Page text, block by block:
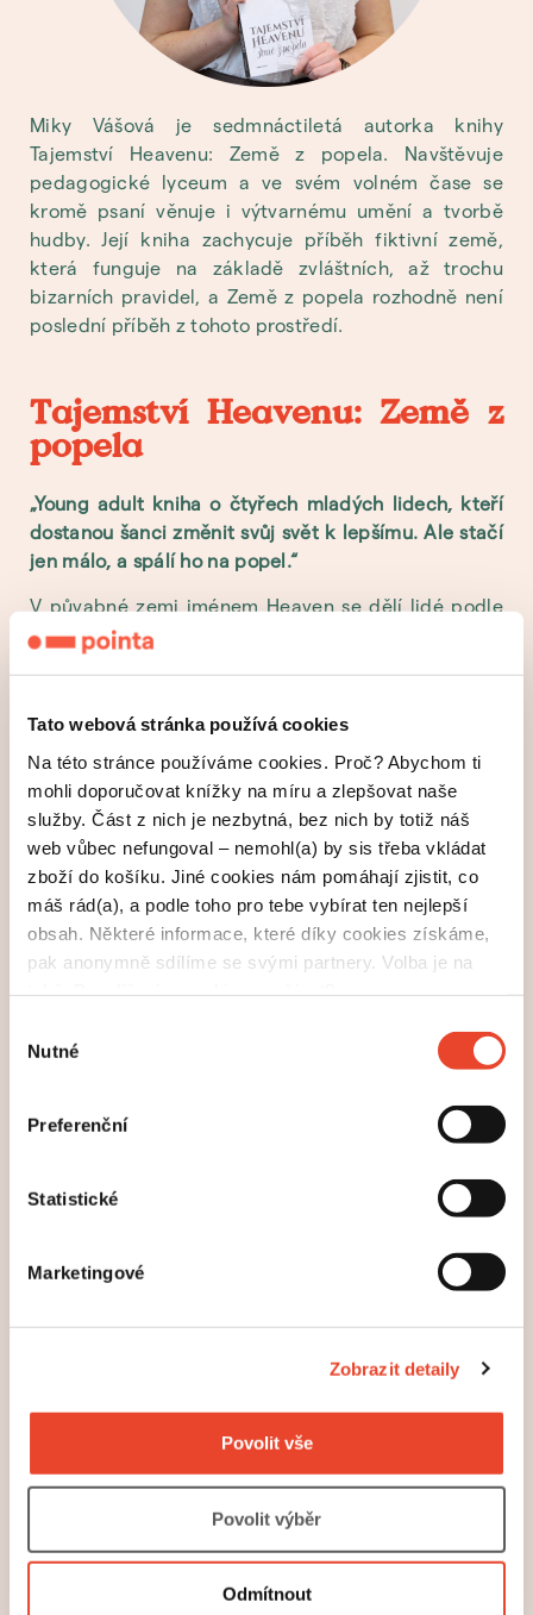
Tato webová stránka používá cookies
Na této stránce používáme cookies. Proč? Abychom ti
mohli doporučovat knížky na míru a zlepšovat naše
služby. Část z nich je nezbytná, bez nich by totiž náš
web vůbec nefungoval – nemohl(a) by sis třeba vkládat
zboží do košíku. Jiné cookies nám pomáhají zjistit, co
máš rád(a), a podle toho pro tebe vybírat ten nejlepší
obsah. Některé informace, které díky cookies získáme,
pak anonymně sdílíme se svými partnery. Volba je na
souhlasu
Nutné
Preferenční
Statistické
Marketingové
Zobrazit detaily
Povolit vše
Povolit výběr
Odmítnout
Miky Vášová je sedmnáctiletá autorka knihy
Tajemství Heavenu: Země z popela. Navštěvuje
pedagogické lyceum a ve svém volném čase se
kromě psaní věnuje i výtvarnému umění a tvorbě
hudby. Její kniha zachycuje příběh fiktivní země,
která funguje na základě zvláštních, až trochu
bizarních pravidel, a Země z popela rozhodně není
poslední příběh z tohoto prostředí.
Tajemství Heavenu: Země z
popela
Young adult kniha o čtyřech mladých lidech, kteří
dostanou šanci změnit svůj svět k lepšímu. Ale stačí
jen málo, a spálí ho na popel.
V půvabné zemi jménem Heaven se dělí lidé podle
barvy očí do tří říší – říše květin, říše umění a říše
studenti z různých říší se podivnou náhodou setkají
systému této země. Zjišťují, že existuje skupina,
kterou společnost nepřijala. Ta se už rozhodla
přestat skrývat svou odlišnost a ukázat světu, co je
omrknout